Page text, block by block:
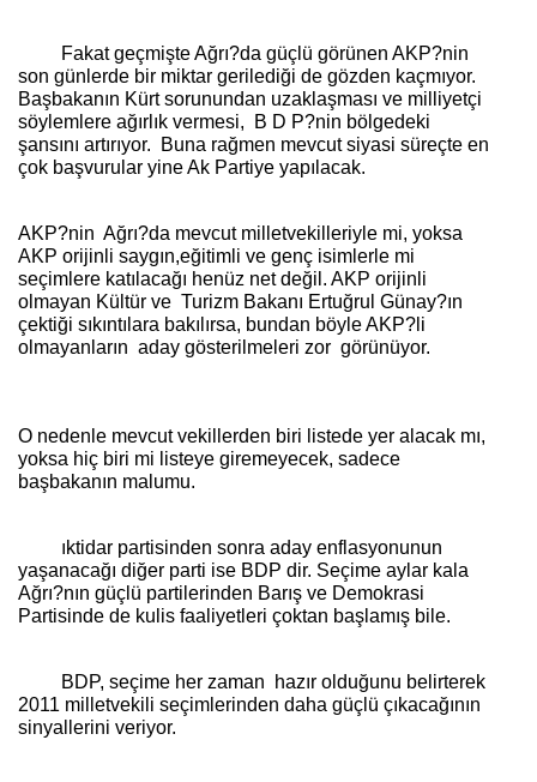
Fakat geçmişte Ağrı?da güçlü görünen AKP?nin
son günlerde bir miktar gerilediği de gözden kaçmıyor.
Başbakanın Kürt sorunundan uzaklaşması ve milliyetçi
söylemlere ağırlık vermesi,
B D P?nin bölgedeki
şansını artırıyor.
Buna rağmen mevcut siyasi süreçte en
çok başvurular yine Ak Partiye yapılacak.
AKP?nin Ağrı?da mevcut milletvekilleriyle mi, yoksa
AKP orijinli saygın,eğitimli ve genç isimlerle mi
seçimlere katılacağı henüz net değil. AKP orijinli
olmayan Kültür ve Turizm Bakanı Ertuğrul Günay?ın
çektiği sıkıntılara bakılırsa, bundan böyle AKP?li
olmayanların aday gösterilmeleri zor görünüyor.
O nedenle mevcut vekillerden biri listede yer alacak mı,
yoksa hiç biri mi listeye giremeyecek, sadece
başbakanın malumu.
ıktidar partisinden sonra aday enflasyonunun
yaşanacağı diğer parti ise BDP dir. Seçime aylar kala
Ağrı?nın güçlü partilerinden Barış ve Demokrasi
Partisinde de kulis faaliyetleri çoktan başlamış bile.
BDP, seçime her zaman
hazır olduğunu belirterek
2011 milletvekili seçimlerinden daha güçlü çıkacağının
sinyallerini veriyor.